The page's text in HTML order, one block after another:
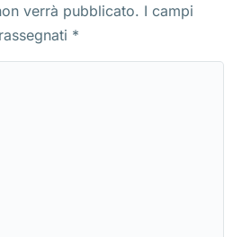
verrà pubblicato. I campi
*